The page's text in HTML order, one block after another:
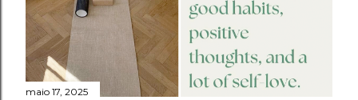
maio 17, 2025